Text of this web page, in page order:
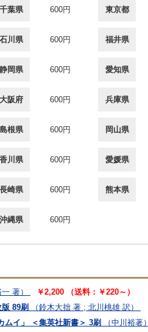
千葉県 600円 東京都
石川県 600円 福井県
静岡県 600円 愛知県
大阪府 600円 兵庫県
島根県 600円 岡山県
香川県 600円 愛媛県
長崎県 600円 熊本県
沖縄県 600円
著）
￥2,200 （送料：￥220～）
89刷
（鈴木大拙 著 ; 北川桃雄 訳）
ムイ」 ＜集英社新書＞ 3刷
（中川裕著）